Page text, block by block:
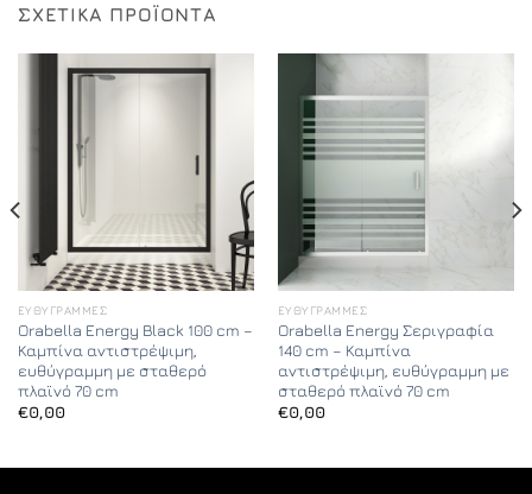
ΣΧΕΤΙΚΆ ΠΡΟΪΌΝΤΑ
ΕΥΘΎΓΡΑΜΜΕΣ
Orabella Energy Black 100 cm –
Καμπίνα αντιστρέψιμη,
ευθύγραμμη με σταθερό
πλαϊνό 70 cm
€0,00
ΕΥΘΎΓΡΑΜΜΕΣ
Orabella Energy Σεριγραφία
140 cm – Καμπίνα
αντιστρέψιμη, ευθύγραμμη με
σταθερό πλαϊνό 70 cm
€0,00